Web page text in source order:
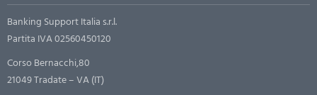
Banking Support Italia s.r.l.
Partita IVA 02560450120
Corso Bernacchi,80
21049 Tradate – VA (IT)